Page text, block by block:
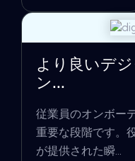
より良いデ
ン...
従業員のオンボー
重要な段階です。
が提供された瞬...